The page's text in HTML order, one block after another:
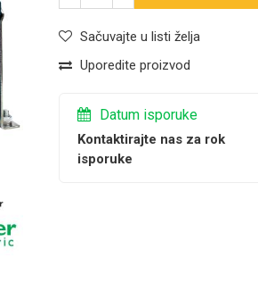
Sačuvajte u listi želja
Uporedite proizvod
Datum isporuke
Kontaktirajte nas za rok
isporuke